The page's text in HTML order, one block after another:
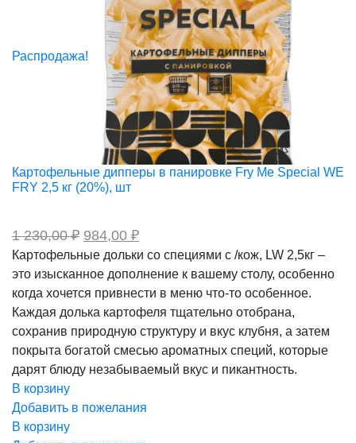
Распродажа!
Картофельные дипперы в панировке Fry Me Special WE
FRY 2,5 кг (20%), шт
1 230,00₽ Первоначальная
составляла
1
230,00 ₽.
984,00 ₽Текущая
984,00 ₽.
Картофельные дольки со специями с /кож, LW 2,5кг –
это изысканное дополнение к вашему столу, особенно
когда хочется привнести в меню что-то особенное.
Каждая долька картофеля тщательно отобрана,
сохранив природную структуру и вкус клубня, а затем
покрыта богатой смесью ароматных специй, которые
дарят блюду незабываемый вкус и пикантность.
В корзину
Добавить в пожелания
В корзину